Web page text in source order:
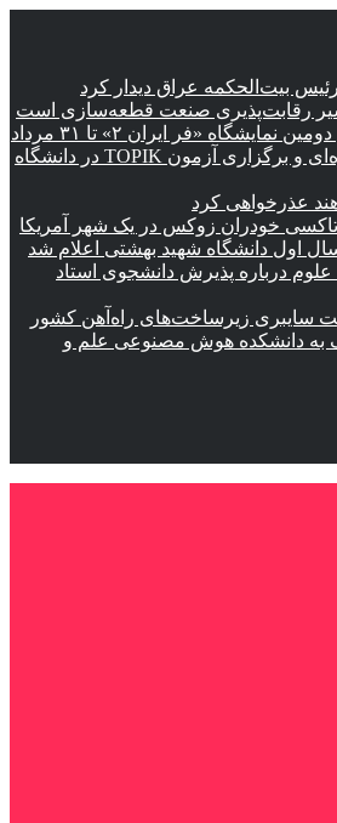
رئیس بیت‌الحکمه عراق دیدار کرد
رقابت‌پذیری صنعت قطعه‌سازی است
«فر ایران ۲» تا ۳۱ مرداد
راه‌اندازی رشته کره‌ای و برگزاری آزمون TOPIK در دانشگاه
عذرخواهی کرد
خودران زوکس در یک شهر آمریکا
اول دانشگاه شهید بهشتی اعلام شد
درباره پذیرش دانشجوی استاد
سایبری زیرساخت‌های راه‌آهن کشور
به دانشکده هوش مصنوعی علم و